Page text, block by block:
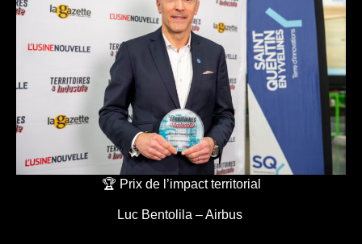
🏆 Prix de l’impact territorial
Luc Bentolila – Airbus